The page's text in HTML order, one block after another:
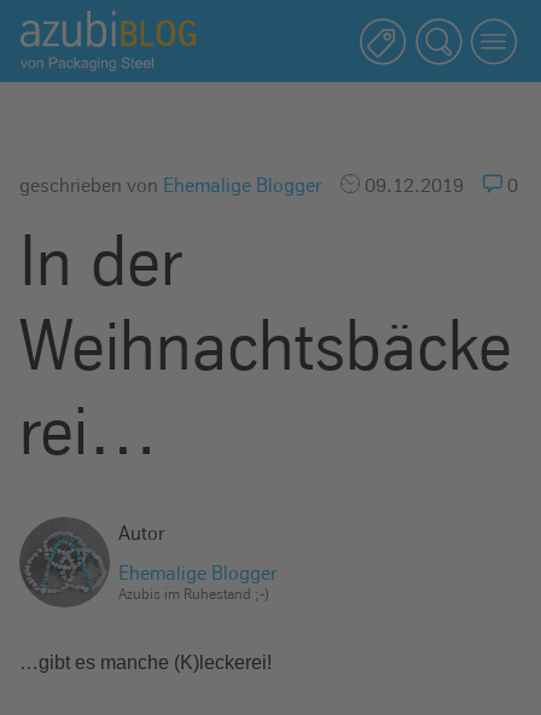
A
z
u
b
a
e
geschrieben von Ehemalige Blogger 09.12.2019 0
In der
Weihnachtsbäcke
rei…
Autor
Ehemalige Blogger
Azubis im Ruhestand ;-)
…gibt es manche (K)leckerei!